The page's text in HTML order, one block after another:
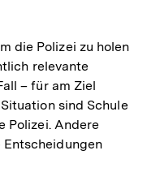
die Polizei zu holen
relevante
– für am Ziel
sind Schule
Polizei. Andere